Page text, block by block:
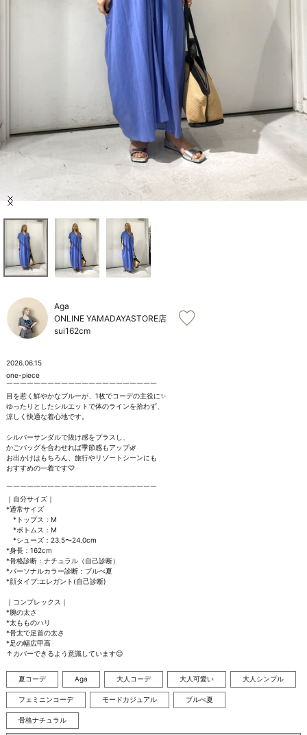
ブランド一覧
ご利用ガイド/ヘルプ
Item
Aga
ONLINE YAMADAYASTORE店
sui162cm
2026.06.15
one-piece
￣￣￣￣￣￣￣￣￣￣￣￣￣￣￣￣￣￣￣￣￣￣
目を惹く鮮やかなブルーが、1枚でコーデの主役に✨
ゆったりとしたシルエットで体のラインを拾わず、
涼しく快適な着心地です。
シルバーサンダルで抜け感をプラスし、
かごバッグを合わせれば季節感もアップ🌿
お出かけはもちろん、旅行やリゾートシーンにも
おすすめの一着です♡
￣￣￣￣￣￣￣￣￣￣￣￣￣￣￣￣￣￣￣￣￣￣
｜自分サイズ｜
*通常サイズ
*トップス：M
*ボトムス：M
*シューズ：23.5〜24.0cm
*身長：162cm
*骨格診断：ナチュラル（自己診断）
*パーソナルカラー診断：ブルべ夏
*顔タイプ:エレガント(自己診断)
｜コンプレックス｜
*腕の太さ
*太もものハリ
*骨太で足首の太さ
*足の幅広甲高
↑カバーできるよう意識しています😌
夏コーデ Aga 大人コーデ 大人可愛い 大人シンプル
フェミニンコーデ モードカジュアル ブルべ夏
骨格ナチュラル